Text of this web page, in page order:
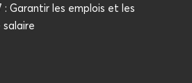
: Garantir les emplois et les